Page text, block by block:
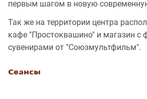
первым шагом в новую
Так же на территории центра
кафе "Простоквашино" и магазин
сувенирами от "Союзмультфильм".
Сеансы